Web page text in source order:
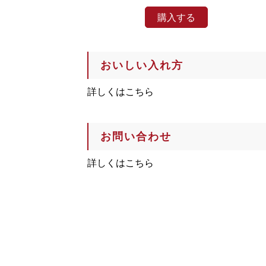
購入する
おいしい入れ方
詳しくはこちら
お問い合わせ
詳しくはこちら